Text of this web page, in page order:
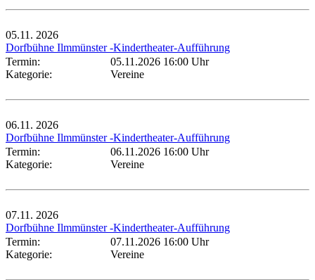
05.11. 2026
Dorfbühne Ilmmünster -Kindertheater-Aufführung
Termin:
05.11.2026 16:00 Uhr
Kategorie:
Vereine
06.11. 2026
Dorfbühne Ilmmünster -Kindertheater-Aufführung
Termin:
06.11.2026 16:00 Uhr
Kategorie:
Vereine
07.11. 2026
Dorfbühne Ilmmünster -Kindertheater-Aufführung
Termin:
07.11.2026 16:00 Uhr
Kategorie:
Vereine